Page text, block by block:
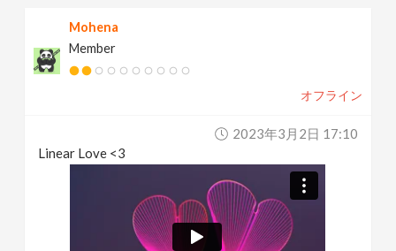
Mohena
Member
オフライン
2023年3月2日 17:10
Linear Love <3